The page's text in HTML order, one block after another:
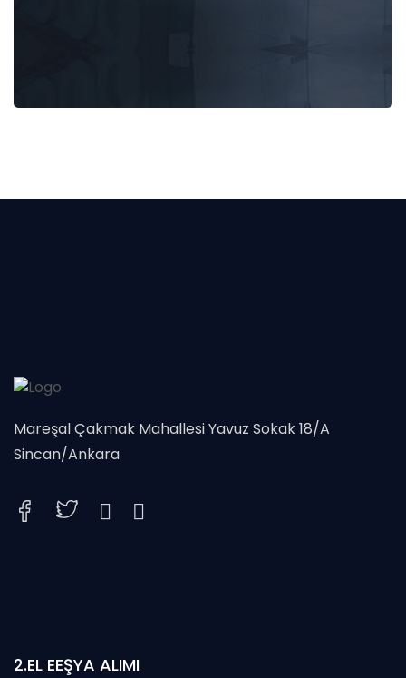
Mareşal Çakmak Mahallesi Yavuz Sokak 18/A
Sincan/Ankara
2.EL EEŞYA ALIMI